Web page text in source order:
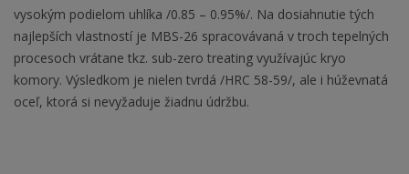
vysokým podielom uhlíka /0.85 – 0.95%/. Na dosiahnutie tých
najlepších vlastností je MBS-26 spracovávaná v troch tepelných
procesoch vrátane tkz. sub-zero treating využívajúc kryo
komory. Výsledkom je nielen tvrdá /HRC 58-59/, ale i húževnatá
oceľ, ktorá si nevyžaduje žiadnu údržbu.